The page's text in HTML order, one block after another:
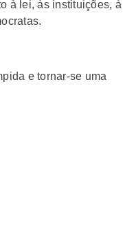
à lei, às instituições, à
e tornar-se uma